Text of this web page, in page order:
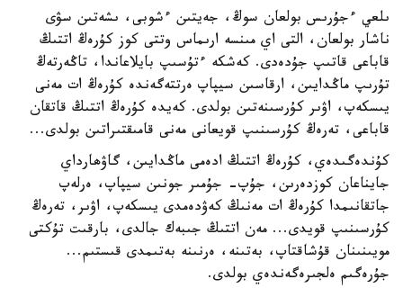
ىلعي ءجۇرىس بولعان سوڭ، جەيتىن ءشوبى، ىشەتىن سۋى
ناشار بولعان، التى اي مىنسە ارىماس وتتى كوز كۇرەڭ اتتىڭ
قاباعى قاتىپ جۇدەدى. كەشكە ءتۇسىپ بايلاعاندا، تاڭەرتەڭ
تۇرىپ ماڭدايىن، ارقاسىن سيپاپ ەرتتەگەندە كۇرەڭ ات مەنى
يىسكەپ، اۋىر كۇرسىنەتىن بولدى. كەيدە كۇرەڭ اتتىڭ قاتقان
قاباعى، تەرەڭ كۇرسىنىپ قويعانى مەنى قامىقتىراتىن بولدى...
كۇندەگىدەي، كۇرەڭ اتتىڭ ادەمى ماڭدايىن، گاۋھارداي
جايناعان كوزدەرىن، جۇپ- جۇمىر جونىن سيپاپ، ەرلەپ
جاتقانىمدا كۇرەڭ ات مەنىڭ كەۋدەمدى يىسكەپ، اۋىر، تەرەڭ
كۇرسىنىپ قويدى... مەن اتتىڭ جىبەك جالدى، بارقىت تۇكتى
مويىنىنان قۇشاقتاپ، بەتىنە، ەرنىنە بەتىمدى قىستىم...
جۇرەگىم ەلجىرەگەندەي بولدى.